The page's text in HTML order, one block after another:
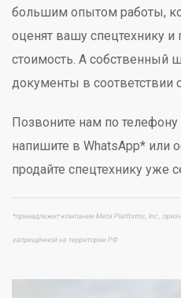
большим опытом работы,
оценят вашу спецтехнику
стоимость. А собственный
документы в соответствии
Позвоните нам по
напишите в WhatsApp* или
продайте спецтехнику уже
*принадлежит компании Meta Platforms, Inc.,
запрещённой на территории РФ